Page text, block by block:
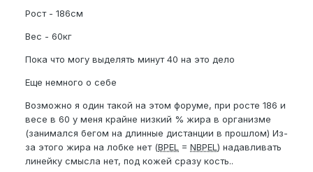
Рост - 186см
Вес - 60кг
Пока что могу выделять минут 40 на это дело
Еще немного о себе
Возможно я один такой на этом форуме, при росте 186 и
весе в 60 у меня крайне низкий % жира в организме
(занимался бегом на длинные дистанции в прошлом) Из-
за этого жира на лобке нет (BPEL = NBPEL ) надавливать
линейку смысла нет, под кожей сразу кость..